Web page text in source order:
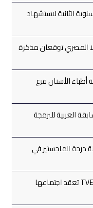
الثانية لاستشهاد
المصري توقعان مذكرة
أطباء الأسنان فرع
العربية للبرمجة
درجة الماجستير في
اللجنة التوجيهية لمشروع TVETCQ تعقد اجتماعها